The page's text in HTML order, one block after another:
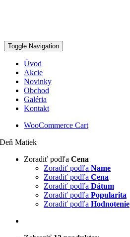
Toggle Navigation
Úvod
Akcie
Novinky
Obchod
Galéria
Kontakt
WooCommerce Cart
Deň Matiek
Zoradiť podľa Cena
Zoradiť podľa Name
Zoradiť podľa Cena
Zoradiť podľa Dátum
Zoradiť podľa Popularita
Zoradiť podľa Hodnotenie